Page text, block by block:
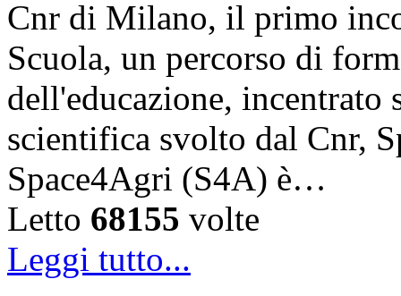
Cnr di Milano, il primo
Scuola, un percorso di
dell'educazione,
scientifica svolto dal Cnr,
Space4Agri (S4A) è…
Letto 68155 volte
Leggi tutto...